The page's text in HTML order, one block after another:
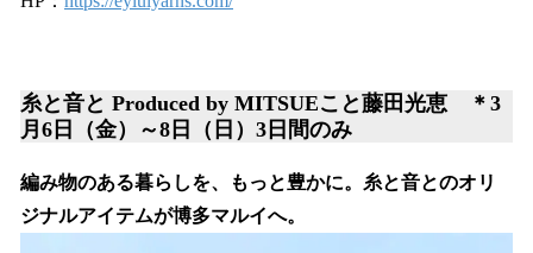
糸と音と Produced by MITSUEこと藤田光恵 ＊3
月6日（金）～8日（日）3日間のみ
編み物のある暮らしを、もっと豊かに。糸と音とのオリ
ジナルアイテムが博多マルイへ。